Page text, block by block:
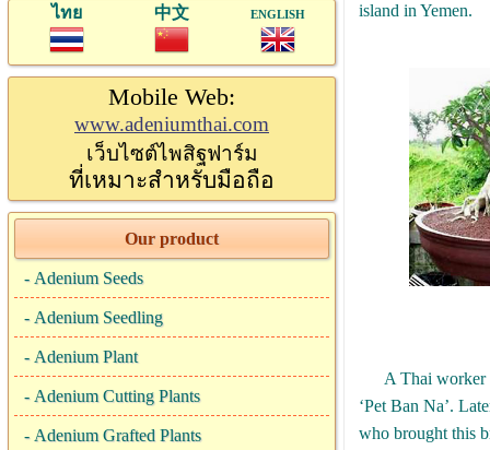
ไทย 中文 ENGLISH
Mobile Web:
www.adeniumthai.com
เว็บไซต์ไพสิฐฟาร์ม
ที่เหมาะสำหรับมือถือ
Our product
- Adenium Seeds
- Adenium Seedling
- Adenium Plant
- Adenium Cutting Plants
- Adenium Grafted Plants
island in Yemen.
A Thai worker
‘Pet Ban Na’.
who brought this